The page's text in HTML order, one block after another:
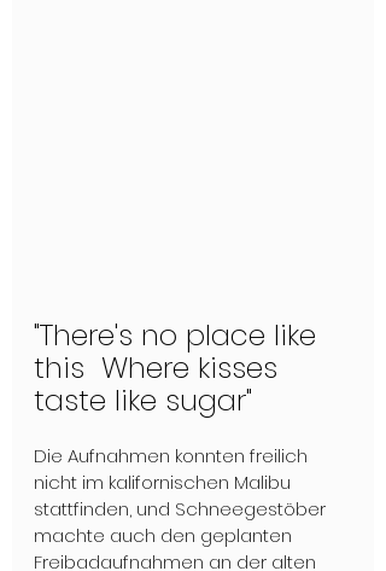
"There's no place like
this  Where kisses
taste like sugar"
Die Aufnahmen konnten freilich
nicht im kalifornischen Malibu
stattfinden, und Schneegestöber
machte auch den geplanten
Freibadaufnahmen an der alten